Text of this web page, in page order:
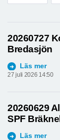
20260727
Bredasjön
Läs mer
27 juli 2026 14:50
20260629
SPF
Läs mer